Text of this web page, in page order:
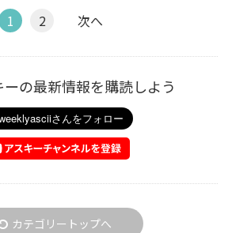
1 2 次へ
の最新情報を購読しよう
カテゴリートップへ